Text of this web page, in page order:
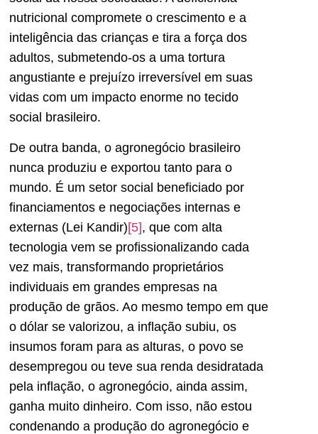
nutricional compromete o crescimento e a
inteligência das crianças e tira a força dos
adultos, submetendo-os a uma tortura
angustiante e prejuízo irreversível em suas
vidas com um impacto enorme no tecido
social brasileiro.
De outra banda, o agronegócio brasileiro
nunca produziu e exportou tanto para o
mundo. É um setor social beneficiado por
financiamentos e negociações internas e
externas (Lei Kandir)[5], que com alta
tecnologia vem se profissionalizando cada
vez mais, transformando proprietários
individuais em grandes empresas na
produção de grãos. Ao mesmo tempo em que
o dólar se valorizou, a inflação subiu, os
insumos foram para as alturas, o povo se
desempregou ou teve sua renda desidratada
pela inflação, o agronegócio, ainda assim,
ganha muito dinheiro. Com isso, não estou
condenando a produção do agronegócio e